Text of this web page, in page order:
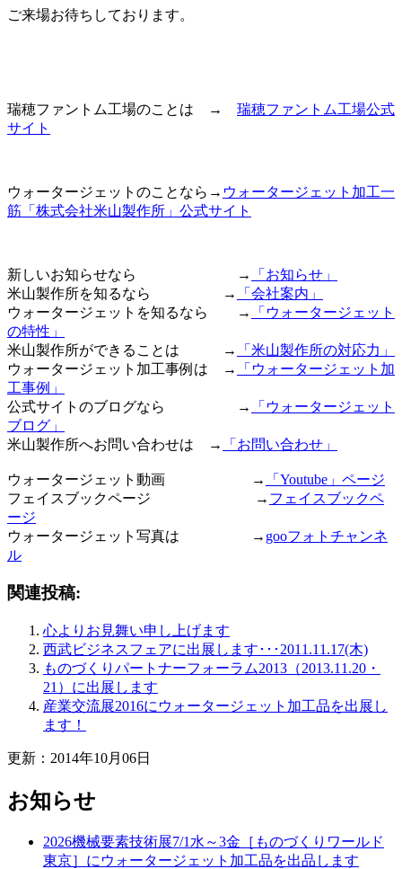
ご来場お待ちしております。
瑞穂ファントム工場のことは → 瑞穂ファントム工場公式
サイト
ウォータージェットのことなら→ ウォータージェット加工一
筋「株式会社米山製作所」公式サイト
新しいお知らせなら →
「お知らせ」
米山製作所を知るなら →
「会社案内」
ウォータージェットを知るなら →
「ウォータージェット
の特性」
米山製作所ができることは →
「米山製作所の対応力」
ウォータージェット加工事例は →
「ウォータージェット加
工事例」
公式サイトのブログなら →
「ウォータージェット
ブログ」
米山製作所へお問い合わせは →
「お問い合わせ」
ウォータージェット動画 →
「Youtube」ページ
フェイスブックページ → フェイスブックペ
ージ
ウォータージェット写真は → gooフォトチャンネ
ル
関連投稿:
心よりお見舞い申し上げます
西武ビジネスフェアに出展します･･･2011.11.17(木)
ものづくりパートナーフォーラム2013（2013.11.20・
21）に出展します
産業交流展2016にウォータージェット加工品を出展し
ます！
更新：2014年10月06日
お知らせ
2026機械要素技術展7/1水～3金［ものづくりワールド
東京］にウォータージェット加工品を出品します